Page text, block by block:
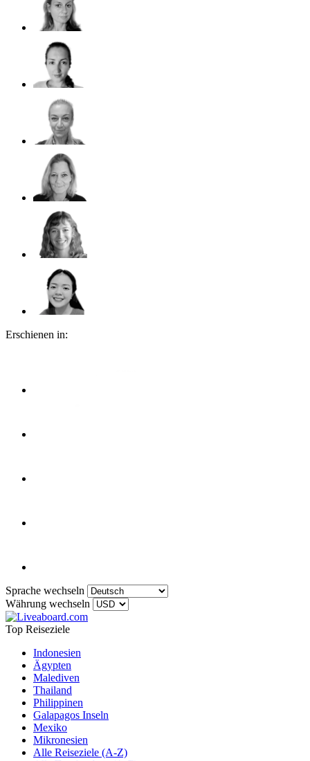
Erschienen in:
Sprache wechseln
Währung wechseln
Top Reiseziele
Indonesien
Ägypten
Malediven
Thailand
Philippinen
Galapagos Inseln
Mexiko
Mikronesien
Alle Reiseziele (A-Z)